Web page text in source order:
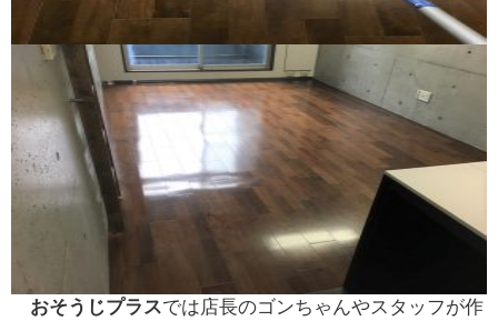
おそうじプラスでは店長のゴンちゃんやスタッフが作